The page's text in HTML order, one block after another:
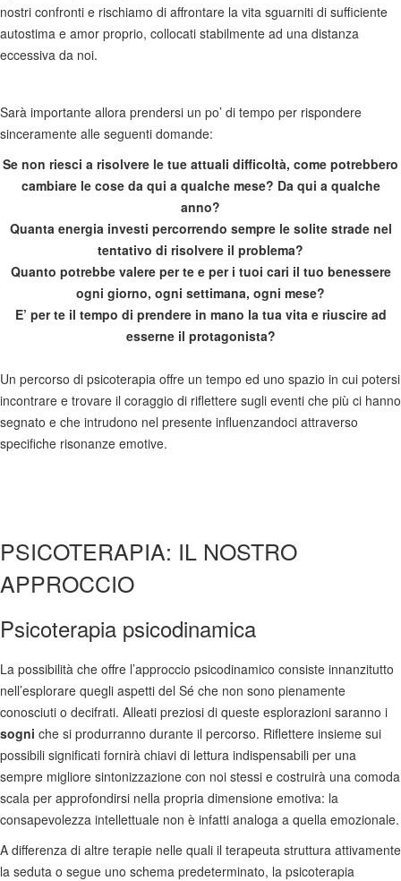
nostri confronti e rischiamo di affrontare la vita sguarniti di sufficiente
autostima e amor proprio, collocati stabilmente ad una distanza
eccessiva da noi.
Sarà importante allora prendersi un po’ di tempo per rispondere
sinceramente alle seguenti domande:
Se non riesci a risolvere le tue attuali difficoltà, come potrebbero
cambiare le cose da qui a qualche mese? Da qui a qualche
anno?
Quanta energia investi percorrendo sempre le solite strade nel
tentativo di risolvere il problema?
Quanto potrebbe valere per te e per i tuoi cari il tuo benessere
ogni giorno, ogni settimana, ogni mese?
E’ per te il tempo di prendere in mano la tua vita e riuscire ad
esserne il protagonista?
Un percorso di psicoterapia offre un tempo ed uno spazio in cui potersi
incontrare e trovare il coraggio di riflettere sugli eventi che più ci hanno
segnato e che intrudono nel presente influenzandoci attraverso
specifiche risonanze emotive.
PSICOTERAPIA: IL NOSTRO
APPROCCIO
Psicoterapia psicodinamica
La possibilità che offre l’approccio psicodinamico consiste innanzitutto
nell’esplorare quegli aspetti del Sé che non sono pienamente
conosciuti o decifrati. Alleati preziosi di queste esplorazioni saranno i
sogni che si produrranno durante il percorso. Riflettere insieme sui
possibili significati fornirà chiavi di lettura indispensabili per una
sempre migliore sintonizzazione con noi stessi e costruirà una comoda
scala per approfondirsi nella propria dimensione emotiva: la
consapevolezza intellettuale non è infatti analoga a quella emozionale.
A differenza di altre terapie nelle quali il terapeuta struttura attivamente
la seduta o segue uno schema predeterminato, la psicoterapia